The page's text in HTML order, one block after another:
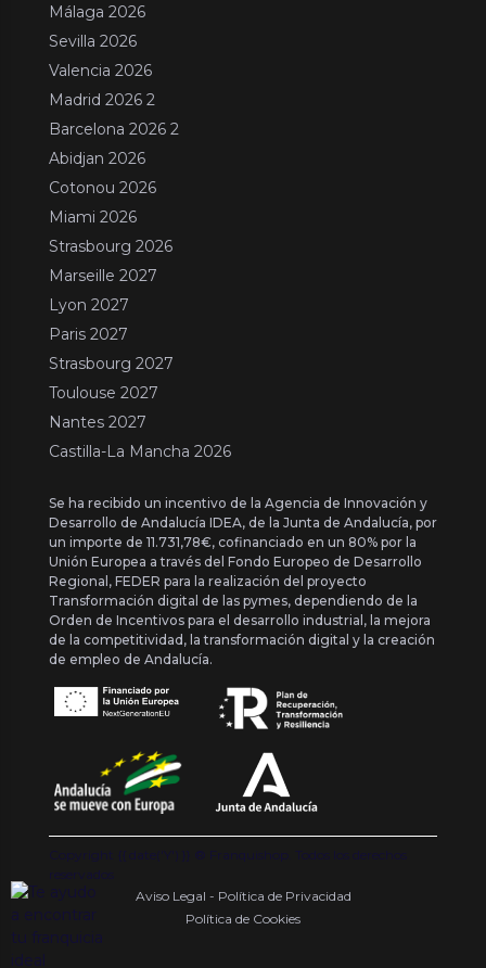
Málaga 2026
Sevilla 2026
Valencia 2026
Madrid 2026 2
Barcelona 2026 2
Abidjan 2026
Cotonou 2026
Miami 2026
Strasbourg 2026
Marseille 2027
Lyon 2027
Paris 2027
Strasbourg 2027
Toulouse 2027
Nantes 2027
Castilla-La Mancha 2026
Se ha recibido un incentivo de la Agencia de Innovación y
Desarrollo de Andalucía IDEA, de la Junta de Andalucía, por
un importe de 11.731,78€, cofinanciado en un 80% por la
Unión Europea a través del Fondo Europeo de Desarrollo
Regional, FEDER para la realización del proyecto
Transformación digital de las pymes, dependiendo de la
Orden de Incentivos para el desarrollo industrial, la mejora
de la competitividad, la transformación digital y la creación
de empleo de Andalucía.
Copyright {{ date('Y') }} ® Franquishop. Todos los derechos
reservados
Aviso Legal - Política de Privacidad
Política de Cookies